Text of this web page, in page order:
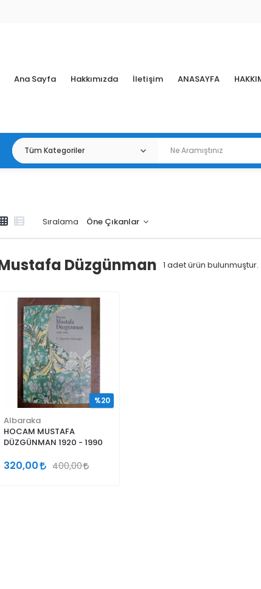
Ana Sayfa Hakkımızda İletişim ANASAYFA
Sıralama
Mustafa Düzgünman 1 adet ürün bulunmuştur.
Albaraka
HOCAM MUSTAFA
DÜZGÜNMAN 1920 - 1990
320,00 400,00
%20